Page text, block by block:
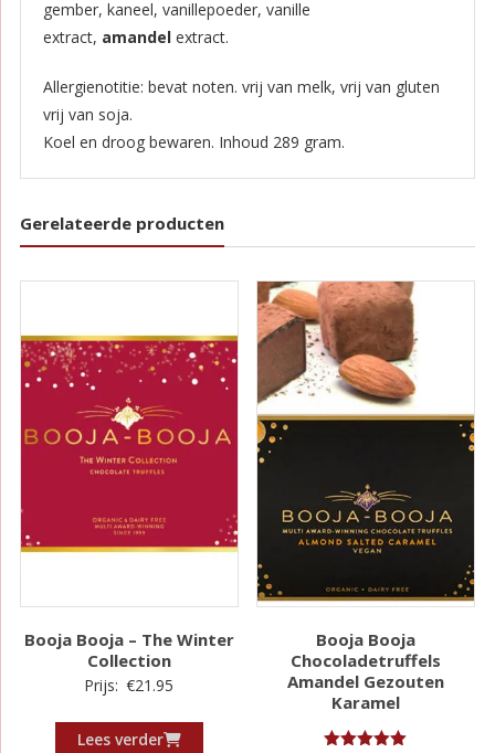
gember, kaneel, vanillepoeder, vanille
extract, amandelextract.
Allergienotitie: bevat noten. vrij van melk, vrij van gluten
vrij van soja.
Koel en droog bewaren. Inhoud 289 gram.
Gerelateerde producten
Booja Booja – The Winter
Collection
Prijs: €21.95
Lees verder
Booja Booja
Chocoladetruffels
Amandel Gezouten
Karamel